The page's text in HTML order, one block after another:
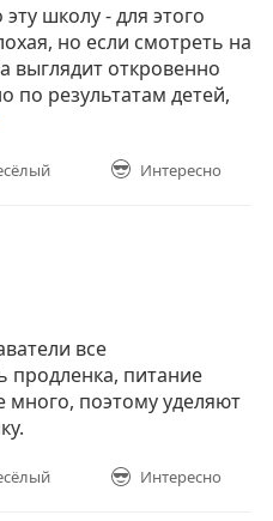
школу - для этого
но если смотреть на
выглядит откровенно
по результатам детей,
Интересно
все
продленка, питание
много, поэтому уделяют
Интересно